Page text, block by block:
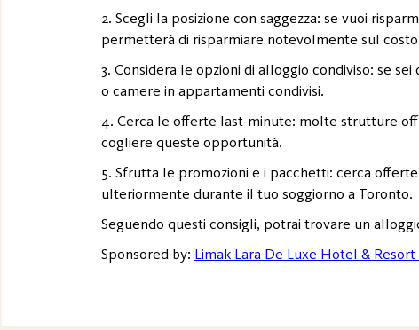
2. Scegli la posizione con saggezza: se vuoi
permetterà di risparmiare notevolmente sul
3. Considera le opzioni di alloggio condiviso: se
o camere in appartamenti condivisi.
4. Cerca le offerte last-minute: molte strutture
cogliere queste opportunità.
5. Sfrutta le promozioni e i pacchetti: cerca
ulteriormente durante il tuo soggiorno a Toronto.
Seguendo questi consigli, potrai trovare un
Sponsored by: Limak Lara De Luxe Hotel &